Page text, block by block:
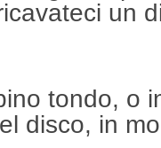
un
tondo, o
disco, in